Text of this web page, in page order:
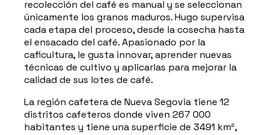
recolección del café es manual y se seleccionan
únicamente los granos maduros. Hugo supervisa
cada etapa del proceso, desde la cosecha hasta
el ensacado del café. Apasionado por la
caficultura, le gusta innovar, aprender nuevas
técnicas de cultivo y aplicarlas para mejorar la
calidad de sus lotes de café.
La región cafetera de Nueva Segovia tiene 12
distritos cafeteros donde viven 267 000
habitantes y tiene una superficie de 3491 km²,